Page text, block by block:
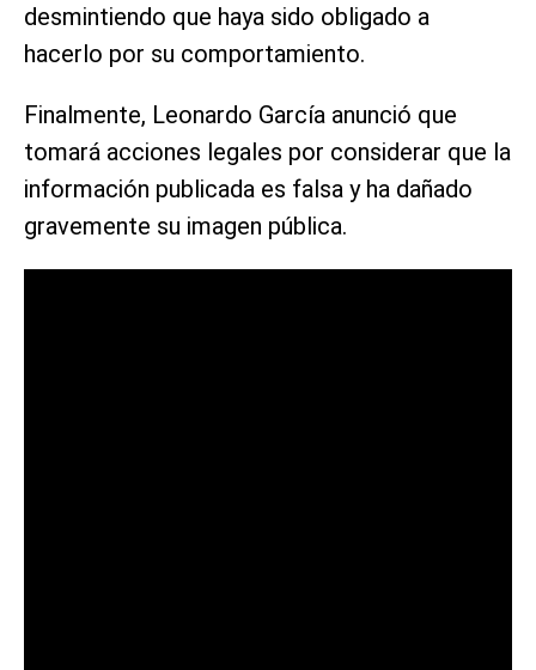
desmintiendo que haya sido obligado a
hacerlo por su comportamiento.
Finalmente, Leonardo García anunció que
tomará acciones legales por considerar que la
información publicada es falsa y ha dañado
gravemente su imagen pública.